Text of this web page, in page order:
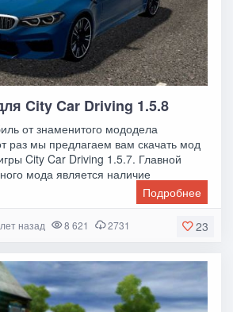
City Car Driving 1.5.8
от знаменитого мододела
раз мы предлагаем вам скачать мод
City Car Driving 1.5.7. Главной
мода является наличие
Подробнее
23
назад 8 621 2731